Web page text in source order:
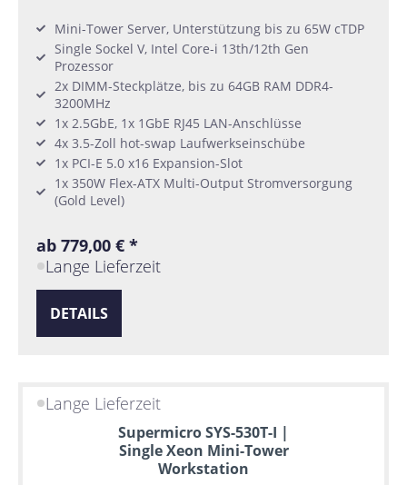
Mini-Tower Server, Unterstützung bis zu 65W cTDP
Single Sockel V, Intel Core-i 13th/12th Gen
Prozessor
2x DIMM-Steckplätze, bis zu 64GB RAM DDR4-
3200MHz
1x 2.5GbE, 1x 1GbE RJ45 LAN-Anschlüsse
4x 3.5-Zoll hot-swap Laufwerkseinschübe
1x PCI-E 5.0 x16 Expansion-Slot
1x 350W Flex-ATX Multi-Output Stromversorgung
(Gold Level)
ab 779,00 € *
Lange Lieferzeit
DETAILS
Lange Lieferzeit
Supermicro SYS-530T-I |
Single Xeon Mini-Tower
Workstation